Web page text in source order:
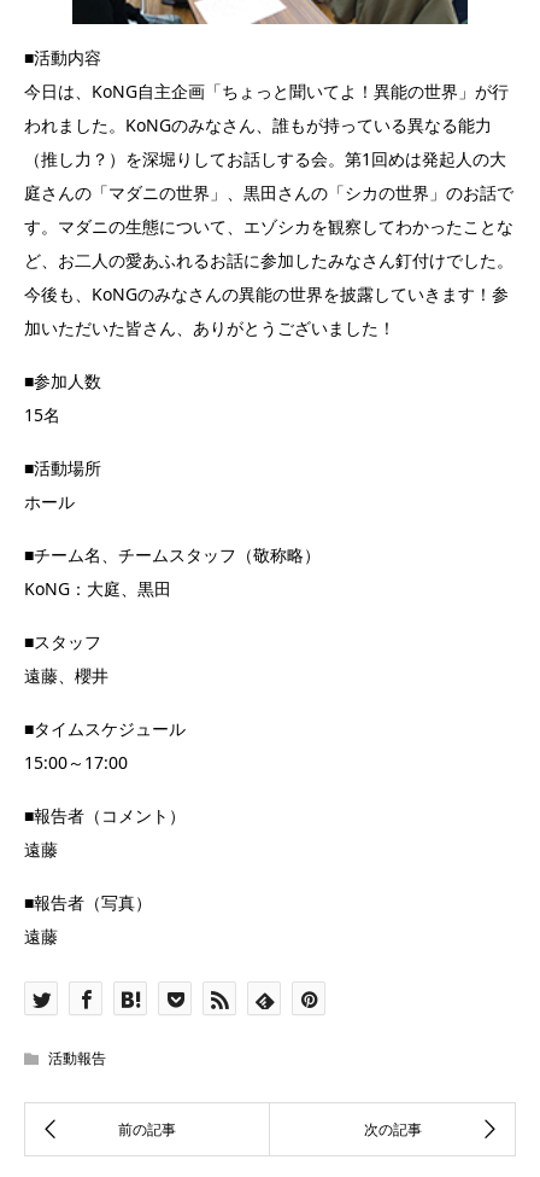
■活動内容
今日は、KoNG自主企画「ちょっと聞いてよ！異能の世界」が行
われました。KoNGのみなさん、誰もが持っている異なる能力
（推し力？）を深堀りしてお話しする会。第1回めは発起人の大
庭さんの「マダニの世界」、黒田さんの「シカの世界」のお話で
す。マダニの生態について、エゾシカを観察してわかったことな
ど、お二人の愛あふれるお話に参加したみなさん釘付けでした。
今後も、KoNGのみなさんの異能の世界を披露していきます！参
加いただいた皆さん、ありがとうございました！
■参加人数
15名
■活動場所
ホール
■チーム名、チームスタッフ（敬称略）
KoNG：大庭、黒田
■スタッフ
遠藤、櫻井
■タイムスケジュール
15:00～17:00
■報告者（コメント）
遠藤
■報告者（写真）
遠藤
活動報告